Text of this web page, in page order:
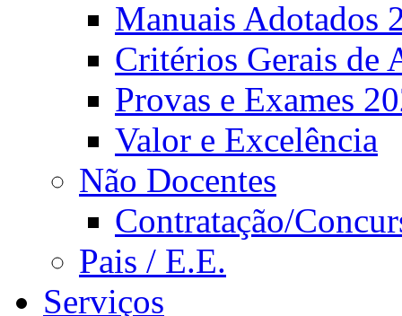
Manuais Adotados
Critérios Gerais de
Provas e Exames
Valor e Excelência
Não Docentes
Contratação/
Pais / E.E.
Serviços